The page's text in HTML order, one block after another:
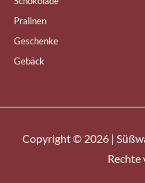
Pralinen
Geschenke
Gebäck
Copyright © 2026 |
Rechte